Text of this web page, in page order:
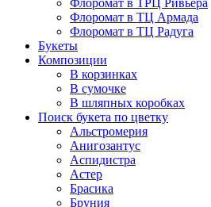
Флоромат в ТРЦ Ривьера
Флоромат в ТЦ Армада
Флоромат в ТЦ Радуга
Букеты
Композиции
В корзинках
В сумочке
В шляпных коробках
Поиск букета по цветку
Альстромерия
Анигозантус
Аспидистра
Астер
Брасика
Бруния